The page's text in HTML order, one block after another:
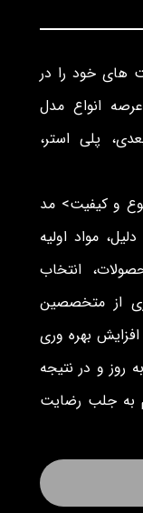
های خود را در
انواع مدل
پلی استر،
و کیفیت> مد
مواد اولیه
انتخاب
از متخصصین
بهره وری
روز و در نتیجه
به جلب رضایت